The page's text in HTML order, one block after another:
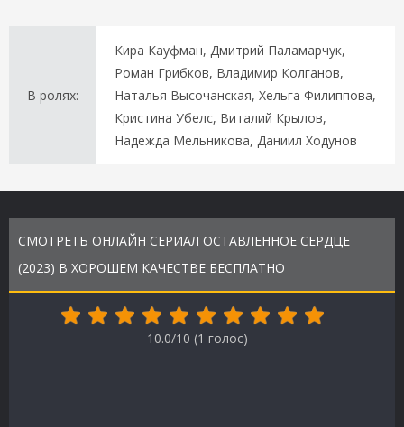
В ролях:
Кира Кауфман, Дмитрий Паламарчук,
Роман Грибков, Владимир Колганов,
Наталья Высочанская, Хельга Филиппова,
Кристина Убелс, Виталий Крылов,
Надежда Мельникова, Даниил Ходунов
СМОТРЕТЬ ОНЛАЙН СЕРИАЛ ОСТАВЛЕННОЕ СЕРДЦЕ
(2023) В ХОРОШЕМ КАЧЕСТВЕ БЕСПЛАТНО
10.0/10 (1 голос)